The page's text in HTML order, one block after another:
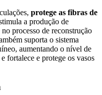
protege as fibras de
a produção de
processo de reconstrução
suporta o sistema
aumentando o nível de
fortalece e protege os vasos